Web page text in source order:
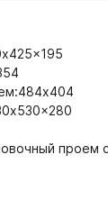
проем